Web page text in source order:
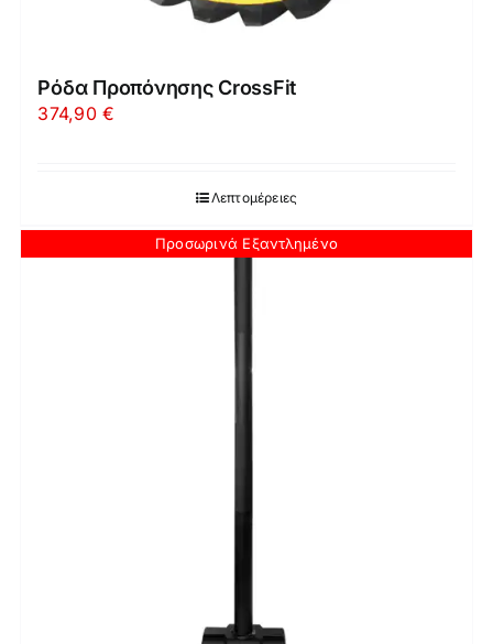
Ρόδα Προπόνησης CrossFit
374,90€
Λεπτομέρειες
Προσωρινά Εξαντλημένο